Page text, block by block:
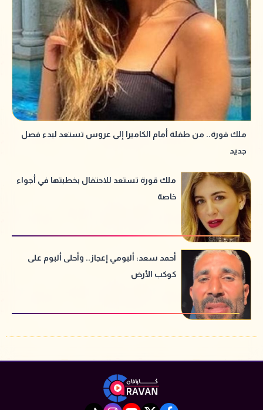
ملك قورة.. من طفلة أمام الكاميرا إلى عروس تستعد لبدء فصل
جديد
ملك قورة تستعد للاحتفال بخطبتها في أجواء
خاصة
أحمد سعد: ألبومي إعجاز.. وأحلى ألبوم على
كوكب الأرض